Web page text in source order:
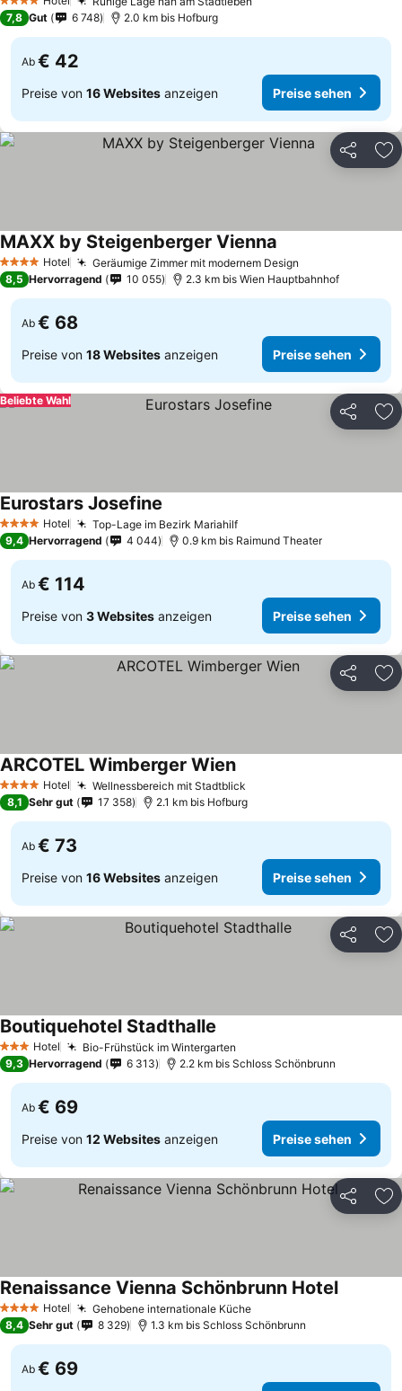
4 Sterne
7,8 Gut 6 748 2.0 km bis Hofburg
Ab € 42
Preise von 16 Websites anzeigen Preise sehen
Teilen
4 Sterne Hotel Geräumige Zimmer mit modernem Design
MAXX by Steigenberger Vienna
8,5 Hervorragend 10 055 2.3 km bis Wien Hauptbahnhof
Ab € 68
Preise von 18 Websites anzeigen Preise sehen
Teilen
Beliebte Wahl
4 Sterne Hotel Top-Lage im Bezirk Mariahilf
Eurostars Josefine
9,4 Hervorragend 4 044 0.9 km bis Raimund Theater
Ab € 114
Preise von 3 Websites anzeigen Preise sehen
Teilen
4 Sterne Hotel Wellnessbereich mit Stadtblick
ARCOTEL Wimberger Wien
8,1 Sehr gut 17 358 2.1 km bis Hofburg
Ab € 73
Preise von 16 Websites anzeigen Preise sehen
Teilen
3 SterneHotel Bio-Frühstück im Wintergarten
Boutiquehotel Stadthalle
9,3 Hervorragend 6 313 2.2 km bis Schloss Schönbrunn
Ab € 69
Preise von 12 Websites anzeigen Preise sehen
Teilen
4 Sterne Hotel Gehobene internationale Küche
Renaissance Vienna Schönbrunn Hotel
8,4 Sehr gut 8 329 1.3 km bis Schloss Schönbrunn
Ab € 69